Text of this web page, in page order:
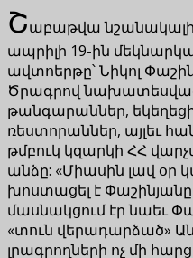
Շաբաթվա նշանակալի
ապրիլի 19-ին
ավտոերթը՝ Նիկոլ
Ծրագրով նախատեսված
թանգարաններ,
ռեստորաններ, այլեւ
թմբուկ կզարկի ՀՀ
անձը: «Միասին լավ օր
խոստացել է
մասնակցում էր նաեւ
«տուն վերադարձած»
լրագրողների ոչ մի